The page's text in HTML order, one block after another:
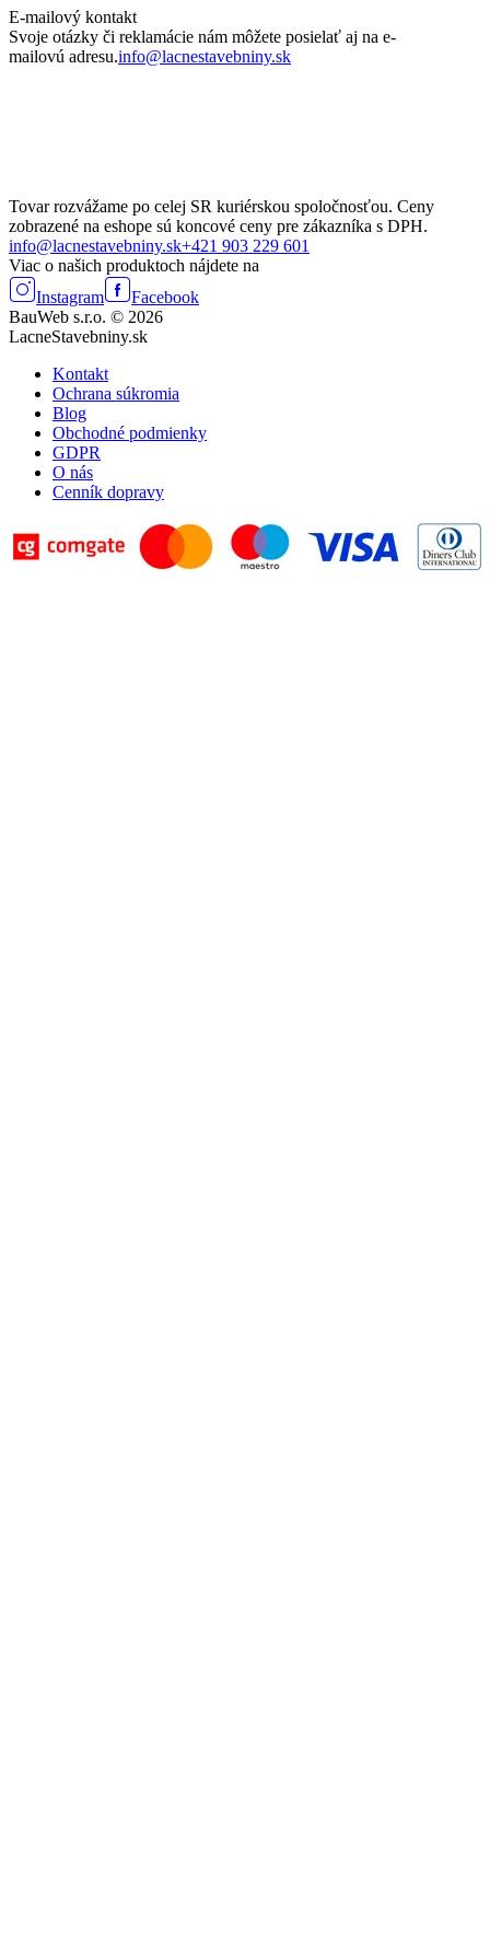
E-mailový kontakt
Svoje otázky či reklamácie nám môžete posielať aj na e-
mailovú adresu.info@lacnestavebniny.sk
Tovar rozvážame po celej SR kuriérskou spoločnosťou. Ceny
zobrazené na eshope sú koncové ceny pre zákazníka s DPH.
info@lacnestavebniny.sk+421 903 229 601
Viac o našich produktoch nájdete na
Instagram
Facebook
BauWeb s.r.o. © 2026
LacneStavebniny.sk
Kontakt
Ochrana súkromia
Blog
Obchodné podmienky
GDPR
O nás
Cenník dopravy